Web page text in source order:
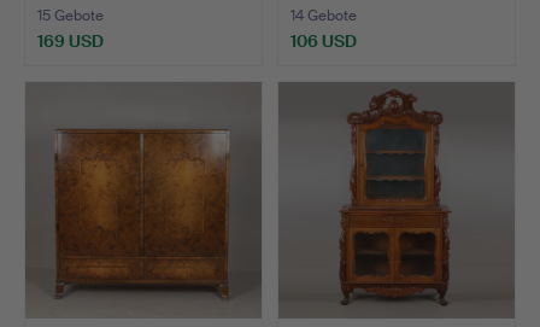
15 Gebote
169 USD
14 Gebote
106 USD